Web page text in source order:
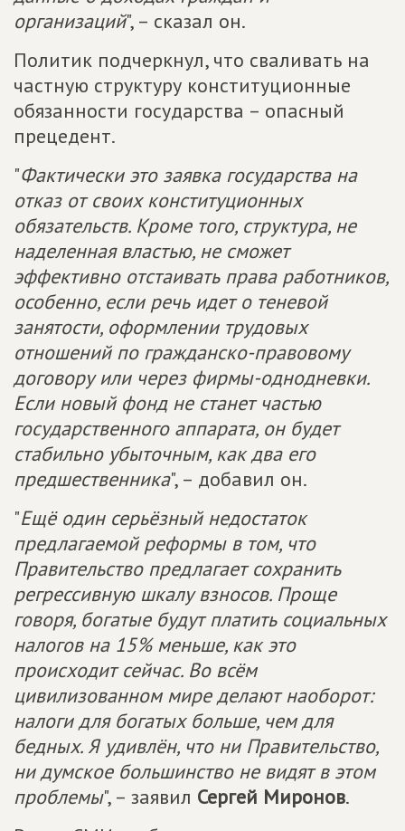
организаций", – сказал он.
Политик подчеркнул, что сваливать на
частную структуру конституционные
обязанности государства – опасный
прецедент.
"Фактически это заявка государства на
отказ от своих конституционных
обязательств. Кроме того, структура, не
наделенная властью, не сможет
эффективно отстаивать права работников,
особенно, если речь идет о теневой
занятости, оформлении трудовых
отношений по гражданско-правовому
договору или через фирмы-однодневки.
Если новый фонд не станет частью
государственного аппарата, он будет
стабильно убыточным, как два его
предшественника", – добавил он.
"Ещё один серьёзный недостаток
предлагаемой реформы в том, что
Правительство предлагает сохранить
регрессивную шкалу взносов. Проще
говоря, богатые будут платить социальных
налогов на 15% меньше, как это
происходит сейчас. Во всём
цивилизованном мире делают наоборот:
налоги для богатых больше, чем для
бедных. Я удивлён, что ни Правительство,
ни думское большинство не видят в этом
проблемы", – заявил Сергей Миронов.